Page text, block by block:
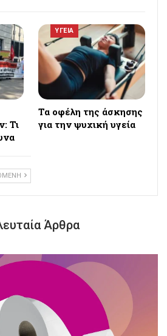
Τι
ΥΓΕΙΑ
Τα οφέλη της άσκησης
για την ψυχική υγεία
Άρθρα